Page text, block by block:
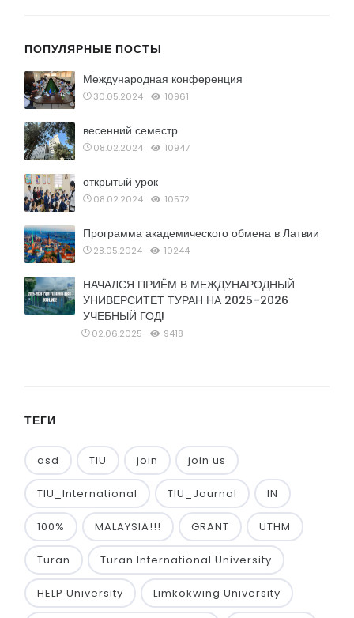
ПОПУЛЯРНЫЕ ПОСТЫ
Международная конференция
30.05.2024 10961
весенний семестр
08.02.2024 10947
открытый урок
08.02.2024 10572
Программа академического обмена в Латвии
28.05.2024 10244
НАЧАЛСЯ ПРИЁМ В МЕЖДУНАРОДНЫЙ
УНИВЕРСИТЕТ ТУРАН НА 2025–2026
УЧЕБНЫЙ ГОД!
02.06.2025 9418
ТЕГИ
asd TIU join join us
TIU_International TIU_Journal IN
100% MALAYSIA!!! GRANT UTHM
Turan Turan International University
HELP University Limkokwing University